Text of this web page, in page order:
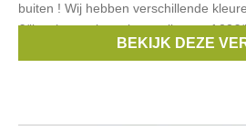
buiten ! Wij hebben verschillende
€/liter (normale verkoopprijs vanaf
BEKIJK DEZE